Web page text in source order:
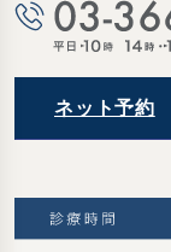
ネット予約